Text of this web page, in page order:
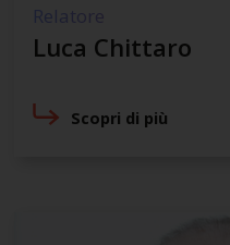
Relatore
Luca Chittaro
Scopri di più